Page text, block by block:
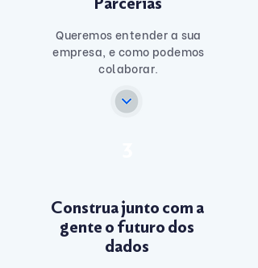
Queremos entender a sua
empresa, e como podemos
colaborar.
Construa junto com a
gente o futuro dos
dados